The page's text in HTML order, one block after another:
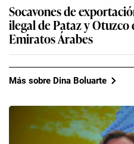
Socavones de
ilegal de Pataz y
Emiratos Árabes
Más sobre Dina Boluarte